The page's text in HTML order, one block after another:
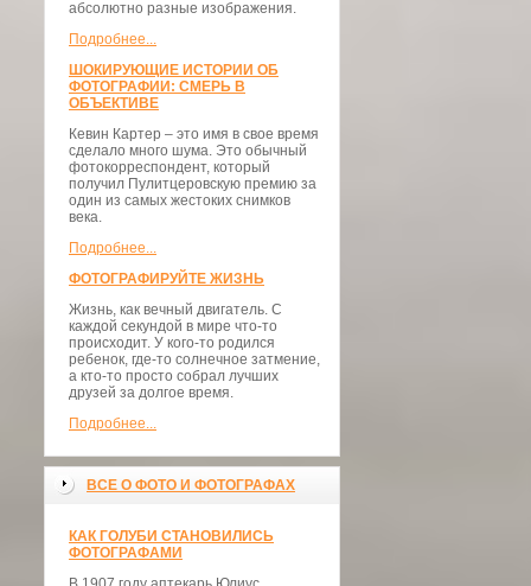
абсолютно разные изображения.
Подробнее...
ШОКИРУЮЩИЕ ИСТОРИИ ОБ
ФОТОГРАФИИ: СМЕРЬ В
ОБЪЕКТИВЕ
Кевин Картер – это имя в свое время
сделало много шума. Это обычный
фотокорреспондент, который
получил Пулитцеровскую премию за
один из самых жестоких снимков
века.
Подробнее...
ФОТОГРАФИРУЙТЕ ЖИЗНЬ
Жизнь, как вечный двигатель. С
каждой секундой в мире что-то
происходит. У кого-то родился
ребенок, где-то солнечное затмение,
а кто-то просто собрал лучших
друзей за долгое время.
Подробнее...
ВСЕ О ФОТО И ФОТОГРАФАХ
КАК ГОЛУБИ СТАНОВИЛИСЬ
ФОТОГРАФАМИ